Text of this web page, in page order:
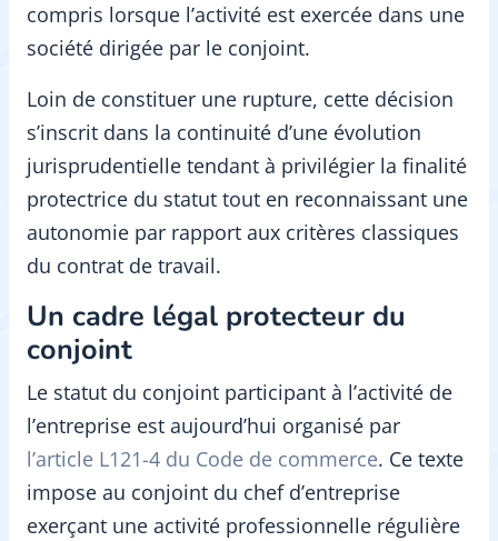
compris lorsque l’activité est exercée dans une
société dirigée par le conjoint.
Loin de constituer une rupture, cette décision
s’inscrit dans la continuité d’une évolution
jurisprudentielle tendant à privilégier la finalité
protectrice du statut tout en reconnaissant une
autonomie par rapport aux critères classiques
du contrat de travail.
Un cadre légal protecteur du
conjoint
Le statut du conjoint participant à l’activité de
l’entreprise est aujourd’hui organisé par
l’article L121-4 du Code de commerce. Ce texte
impose au conjoint du chef d’entreprise
exerçant une activité professionnelle régulière